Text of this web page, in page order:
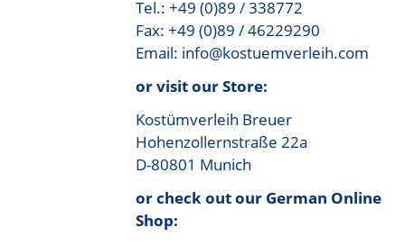
Tel.: +49 (0)89 / 338772
Fax: +49 (0)89 / 46229290
Email: info@kostuemverleih.com
or visit our Store:
Kostümverleih Breuer
Hohenzollernstraße 22a
D-80801 Munich
or check out our German Online
Shop: